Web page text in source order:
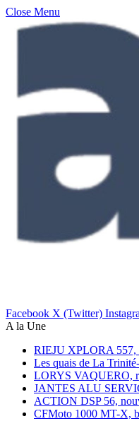
Close Menu
Facebook X (Twitter)
A la Une
RIEJU XPLORA 557,
Les quais de La
LORYS VAQUERO,
JANTES ALU
ACTION DSP 56,
CFMoto 1000 MT-X,